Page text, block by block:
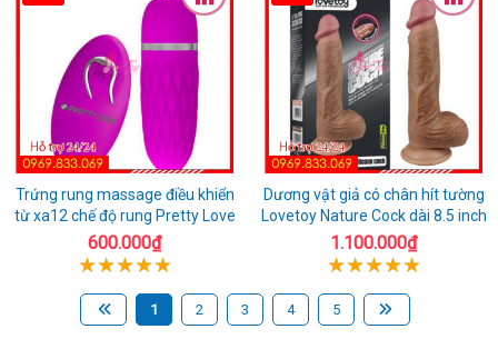
Trứng rung massage điều khiển
từ xa12 chế độ rung Pretty Love
600.000₫
Dương vật giả có chân hít tường
Lovetoy Nature Cock dài 8.5 inch
1.100.000₫
1 2 3 4 5